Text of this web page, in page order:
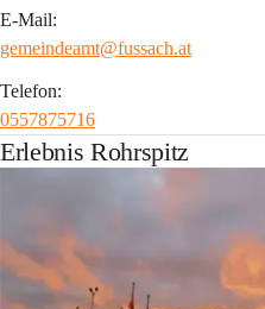
E-Mail:
gemeindeamt@fussach.at
Telefon:
0557875716
Erlebnis Rohrspitz